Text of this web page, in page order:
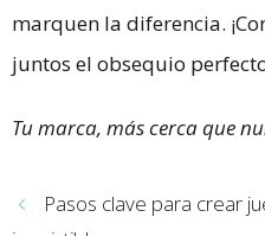
marquen la diferencia.
juntos el obsequio
Tu marca, más cerca que
Pasos clave para crear